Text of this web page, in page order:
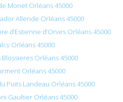
Monet Orléans 45000
Allende Orléans 45000
d’Estienne d’Orves Orléans 45000
Orléans 45000
Orléans 45000
Orléans 45000
Puits Landeau Orléans 45000
Gaultier Orléans 45000